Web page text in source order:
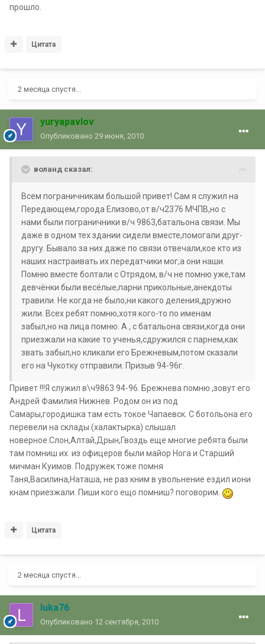
прошло.
Цитата
2 месяца спустя...
yuryapavlov
Опубликовано 29 июня, 2010
воланд сказал:
Всем пограничникам большой привет! Сам я служил на
Передающем,города Елизово,от в/ч2376 МЧПВ,но с
нами были пограничники в/ч 9863,батальона связи. Мы
даже в одном тех здании сидели вместе,помогали друг-
другу. Бывало за них даже по связи отвечали,кое кто из
наших настраивать их передатчики мог,а они наши.
Помню вместе болтали с Отрядом, в/ч не помню уже,там
девчёнки были весёлые,парни прикольные,анекдоты
травили. Не когда не было,ни какого деления,дружно
жили. Всех ребят помню,хотя кого-то по именам
забыл,но на лица помню. А , с батальона связи,когда они
приезжали на какие то ученья,сдружился с парнем,как
звать забыл,но кликали его Брежневым,потом сказали
его на Чукотку отправили. Призыв 94-96г.
Привет !!!Я служил в\ч9863 94-96. Брежнева помню ,зовут его
Андрей Фамилия Нижнев. Родом он из под
Самары,городишка там есть токое Чапаевск. С ботольона его
перевели на склады (халактырка) слышал
новерное.Слон,Алтай,Дрын,Гвоздь еще многие ребята были
там помниш их. из офицеров были майор Нога и Старший
мичман Куимов. Подружек тоже помня
Таня,Василина,Наташа, не раз кним в увольнение ездил иони
кнам приезжали. Пиши кого ещо помниш? поговорим.
Цитата
2 месяца спустя...
luka76
Опубликовано 12 сентября, 2010